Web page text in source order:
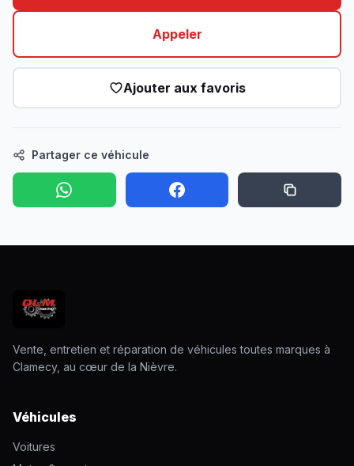
Appeler
Ajouter aux favoris
Partager ce véhicule
Vente, entretien et réparation de véhicules toutes marques à
Clamecy, au cœur de la Nièvre.
Véhicules
Voitures